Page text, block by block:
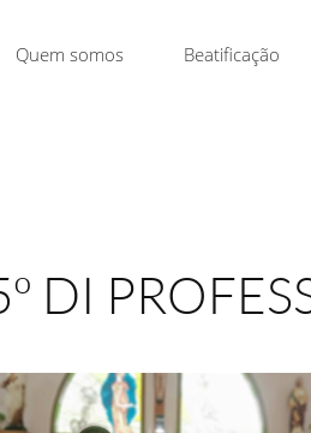
Quem somos Beatificação
DI